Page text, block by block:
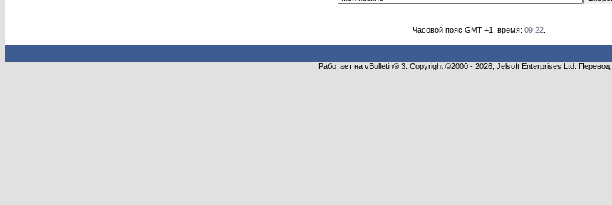
Часовой пояс GMT +1, время: 09:22.
Работает на vBulletin® 3. Copyright ©2000 - 2026, Jelsoft Enterprises Ltd. Перевод: